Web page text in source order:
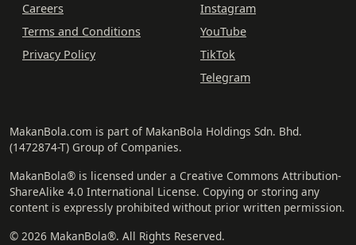
Careers
Terms and Conditions
Privacy Policy
Instagram
YouTube
TikTok
Telegram
MakanBola.com is part of MakanBola Holdings Sdn. Bhd.
(1472874-T) Group of Companies.
MakanBola® is licensed under a Creative Commons Attribution-
ShareAlike 4.0 International License. Copying or storing any
content is expressly prohibited without prior written permission.
© 2026 MakanBola®. All Rights Reserved.